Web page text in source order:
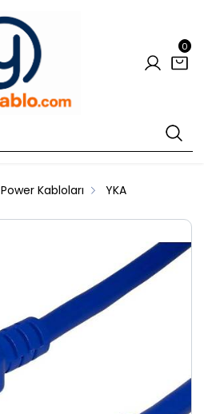
0
Power Kabloları YKA